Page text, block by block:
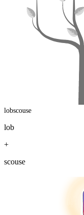
lobscouse
lob
+
scouse